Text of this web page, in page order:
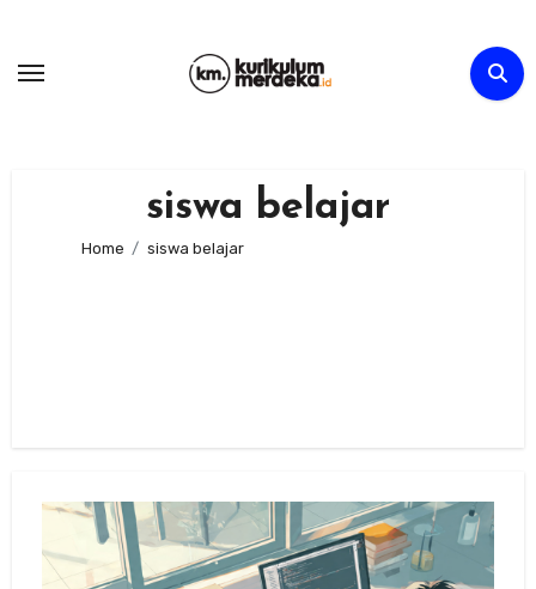
content
siswa belajar
Home siswa belajar